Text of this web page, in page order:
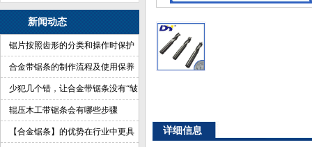
新闻动态
锯片按照齿形的分类和操作时保护
合金带锯条的制作流程及使用保养
少犯几个错，让合金带锯条没有“皱
纹”辊压木工带锯条会有哪些步骤
【合金锯条】的优势在行业中更具 详细信息